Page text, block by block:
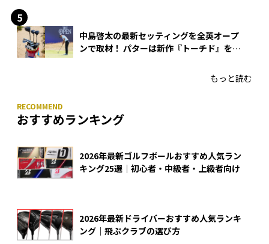
中島啓太の最新セッティングを全英オープ
ンで取材！ パターは新作『トーチド』を投
もっと読む
おすすめランキング
2026年最新ゴルフボールおすすめ人気ラン
キング25選｜初心者・中級者・上級者向け
2026年最新ドライバーおすすめ人気ランキ
ング｜飛ぶクラブの選び方